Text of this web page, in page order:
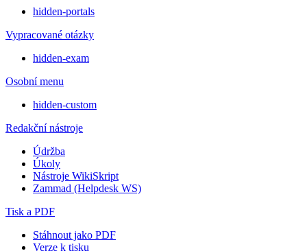
hidden-portals
Vypracované otázky
hidden-exam
Osobní menu
hidden-custom
Redakční nástroje
Údržba
Úkoly
Nástroje WikiSkript
Zammad (Helpdesk WS)
Tisk a PDF
Stáhnout jako PDF
Verze k tisku